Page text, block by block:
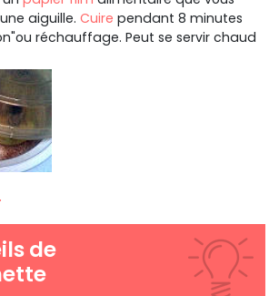
aiguille. Cuire pendant 8 minutes
réchauffage. Peut se servir chaud
de